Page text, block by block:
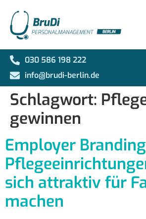
030 586 198 222
info@brudi-berlin.de
Schlagwort:
gewinnen
Employer
sich attraktiv für
machen